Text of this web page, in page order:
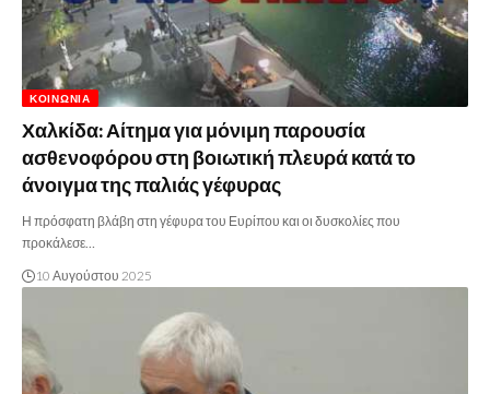
ΚΟΙΝΩΝΊΑ
Χαλκίδα: Αίτημα για μόνιμη παρουσία
ασθενοφόρου στη βοιωτική πλευρά κατά το
άνοιγμα της παλιάς γέφυρας
Η πρόσφατη βλάβη στη γέφυρα του Ευρίπου και οι δυσκολίες που
προκάλεσε…
10 Αυγούστου 2025